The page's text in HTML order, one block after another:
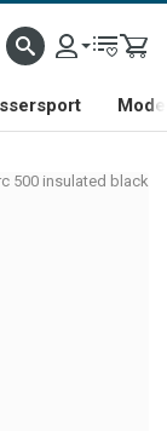
500 insulated black